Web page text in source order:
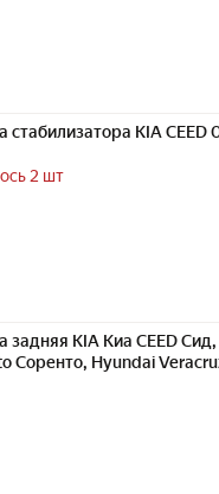
стабилизатора KIA
2 шт
задняя KIA Киа CEED
Соренто, Hyundai